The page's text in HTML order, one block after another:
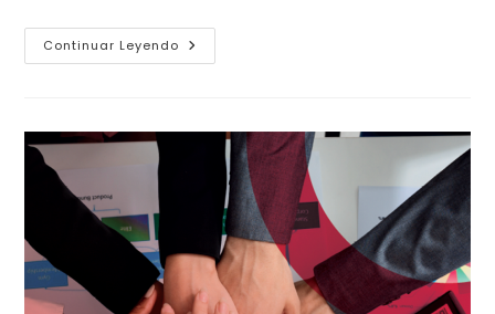
Continuar Leyendo